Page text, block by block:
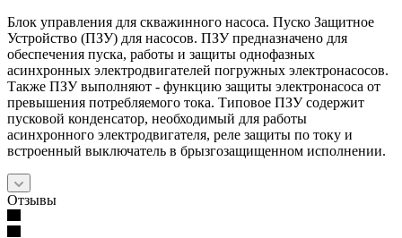
Блок управления для скважинного насоса. Пуско Защитное
Устройство (ПЗУ) для насосов. ПЗУ предназначено для
обеспечения пуска, работы и защиты однофазных
асинхронных электродвигателей погружных электронасосов.
Также ПЗУ выполняют - функцию защиты электронасоса от
превышения потребляемого тока. Типовое ПЗУ содержит
пусковой конденсатор, необходимый для работы
асинхронного электродвигателя, реле защиты по току и
встроенный выключатель в брызгозащищенном исполнении.
Отзывы